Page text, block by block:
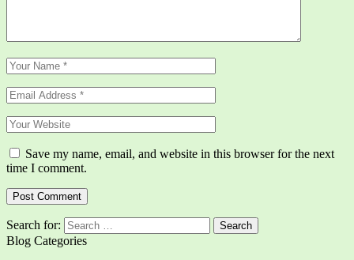
Save my name, email, and website in this browser for the next
time I comment.
Search for:
Blog Categories